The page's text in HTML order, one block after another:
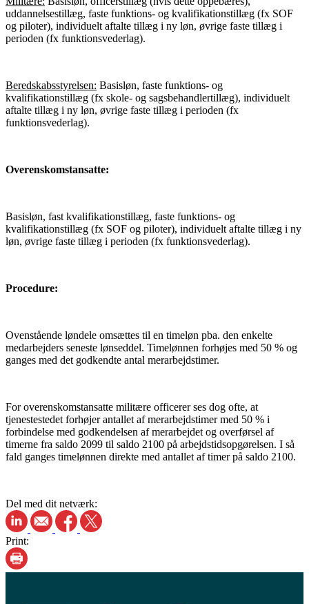
uddannelsestillæg, faste funktions- og kvalifikationstillæg (fx SOF
og piloter), individuelt aftalte tillæg i ny løn, øvrige faste tillæg i
perioden (fx funktionsvederlag).
Beredskabsstyrelsen: Basisløn, faste funktions- og
kvalifikationstillæg (fx skole- og sagsbehandlertillæg), individuelt
aftalte tillæg i ny løn, øvrige faste tillæg i perioden (fx
funktionsvederlag).
Overenskomstansatte:
Basisløn, fast kvalifikationstillæg, faste funktions- og
kvalifikationstillæg (fx SOF og piloter), individuelt aftalte tillæg i ny
løn, øvrige faste tillæg i perioden (fx funktionsvederlag).
Procedure:
Ovenstående løndele omsættes til en timeløn pba. den enkelte
medarbejders seneste lønseddel. Timelønnen forhøjes med 50 % og
ganges med det godkendte antal merarbejdstimer.
For overenskomstansatte militære officerer ses dog ofte, at
tjenestestedet forhøjer antallet af merarbejdstimer med 50 % i
forbindelse med godkendelsen af merarbejdet og overførsel af
timerne fra saldo 2099 til saldo 2100 på arbejdstidsopgørelsen. I så
fald ganges timelønnen direkte med antallet af timer på saldo 2100.
Del med dit netværk:
Print: